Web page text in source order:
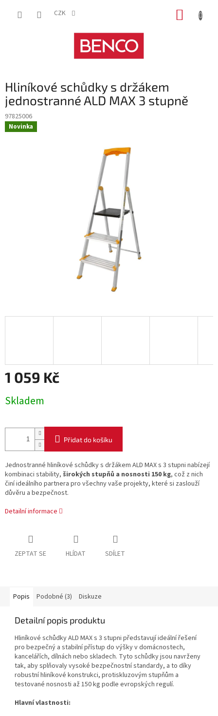
CZK
Hliníkové schůdky s držákem
jednostranné ALD MAX 3 stupně
97825006
Novinka
1 059 Kč
cena:
Skladem
Přidat do košíku
Jednostranné hliníkové schůdky s držákem ALD MAX s 3 stupni nabízejí
kombinaci stability, širokých stupňů a nosnosti 150 kg, což z nich
činí ideálního partnera pro všechny vaše projekty, které si zaslouží
důvěru a bezpečnost.
Detailní informace
ZEPTAT SE HLÍDAT SDÍLET
Popis Podobné (3) Diskuze
Detailní popis produktu
Hliníkové schůdky ALD MAX s 3 stupni představují ideální řešení
pro bezpečný a stabilní přístup do výšky v domácnostech,
kancelářích, dílnách nebo skladech. Tyto schůdky jsou navrženy
tak, aby splňovaly vysoké bezpečnostní standardy, a to díky
robustní hliníkové konstrukci, protiskluzovým stupňům a
testované nosnosti až 150 kg podle evropských regulí.
Hlavní vlastnosti: